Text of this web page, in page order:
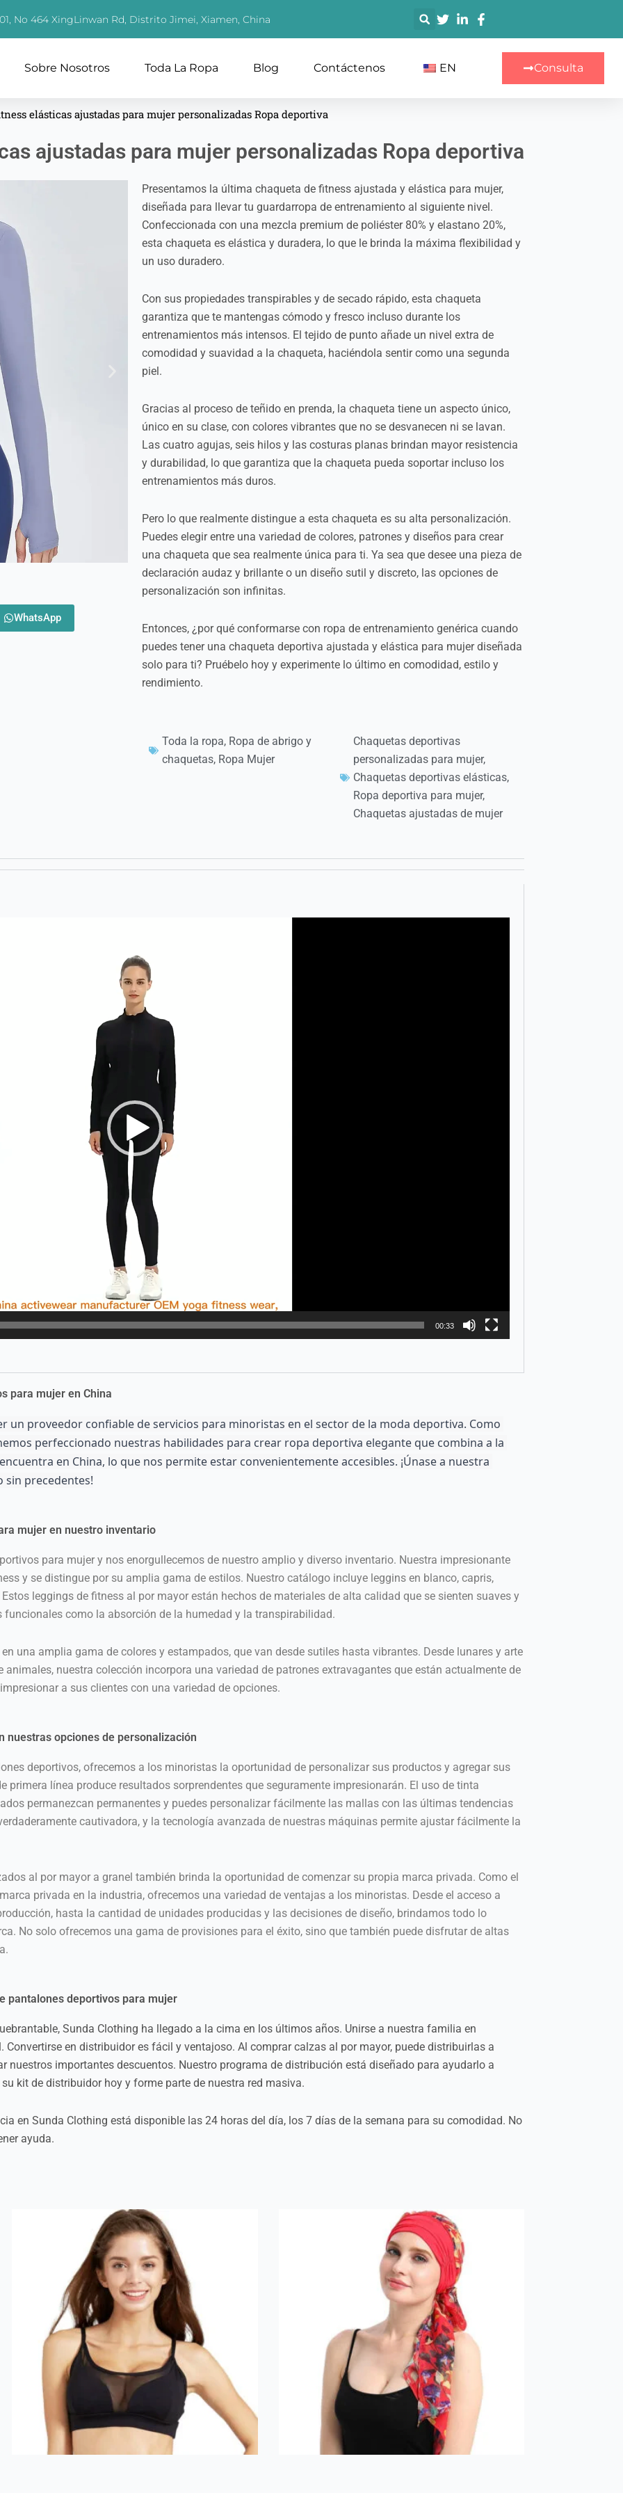
No 464 XingLinwan Rd, Distrito Jimei, Xiamen, China 搜
索
Sobre Nosotros Toda La Ropa Blog Contáctenos EN Consulta
elásticas ajustadas para mujer personalizadas Ropa deportiva
ajustadas para mujer personalizadas Ropa deportiva
WhatsApp
Presentamos la última chaqueta de fitness ajustada y elástica para mujer,
diseñada para llevar tu guardarropa de entrenamiento al siguiente nivel.
Confeccionada con una mezcla premium de poliéster 80% y elastano 20%,
esta chaqueta es elástica y duradera, lo que le brinda la máxima flexibilidad y
un uso duradero.
Con sus propiedades transpirables y de secado rápido, esta chaqueta
garantiza que te mantengas cómodo y fresco incluso durante los
entrenamientos más intensos. El tejido de punto añade un nivel extra de
comodidad y suavidad a la chaqueta, haciéndola sentir como una segunda
piel.
Gracias al proceso de teñido en prenda, la chaqueta tiene un aspecto único,
único en su clase, con colores vibrantes que no se desvanecen ni se lavan.
Las cuatro agujas, seis hilos y las costuras planas brindan mayor resistencia
y durabilidad, lo que garantiza que la chaqueta pueda soportar incluso los
entrenamientos más duros.
Pero lo que realmente distingue a esta chaqueta es su alta personalización.
Puedes elegir entre una variedad de colores, patrones y diseños para crear
una chaqueta que sea realmente única para ti. Ya sea que desee una pieza de
declaración audaz y brillante o un diseño sutil y discreto, las opciones de
personalización son infinitas.
Entonces, ¿por qué conformarse con ropa de entrenamiento genérica cuando
puedes tener una chaqueta deportiva ajustada y elástica para mujer diseñada
solo para ti? Pruébelo hoy y experimente lo último en comodidad, estilo y
rendimiento.
Toda la ropa, Ropa de abrigo y
chaquetas, Ropa Mujer
Chaquetas deportivas
personalizadas para mujer,
Chaquetas deportivas elásticas,
Ropa deportiva para mujer,
Chaquetas ajustadas de mujer
00:33
para mujer en China
un proveedor confiable de servicios para minoristas en el sector de la moda deportiva. Como
perfeccionado nuestras habilidades para crear ropa deportiva elegante que combina a la
en China, lo que nos permite estar convenientemente accesibles. ¡Únase a nuestra
sin precedentes!
mujer en nuestro inventario
para mujer y nos enorgullecemos de nuestro amplio y diverso inventario. Nuestra impresionante
y se distingue por su amplia gama de estilos. Nuestro catálogo incluye leggins en blanco, capris,
leggings de fitness al por mayor están hechos de materiales de alta calidad que se sienten suaves y
como la absorción de la humedad y la transpirabilidad.
una amplia gama de colores y estampados, que van desde sutiles hasta vibrantes. Desde lunares y arte
nuestra colección incorpora una variedad de patrones extravagantes que están actualmente de
a sus clientes con una variedad de opciones.
nuestras opciones de personalización
deportivos, ofrecemos a los minoristas la oportunidad de personalizar sus productos y agregar sus
primera línea produce resultados sorprendentes que seguramente impresionarán. El uso de tinta
permanezcan permanentes y puedes personalizar fácilmente las mallas con las últimas tendencias
cautivadora, y la tecnología avanzada de nuestras máquinas permite ajustar fácilmente la
al por mayor a granel también brinda la oportunidad de comenzar su propia marca privada. Como el
privada en la industria, ofrecemos una variedad de ventajas a los minoristas. Desde el acceso a
hasta la cantidad de unidades producidas y las decisiones de diseño, brindamos todo lo
No solo ofrecemos una gama de provisiones para el éxito, sino que también puede disfrutar de altas
pantalones deportivos para mujer
Sunda Clothing ha llegado a la cima en los últimos años. Unirse a nuestra familia en
en distribuidor es fácil y ventajoso. Al comprar calzas al por mayor, puede distribuirlas a
nuestros importantes descuentos. Nuestro programa de distribución está diseñado para ayudarlo a
kit de distribuidor hoy y forme parte de nuestra red masiva.
en Sunda Clothing está disponible las 24 horas del día, los 7 días de la semana para su comodidad. No
ayuda.